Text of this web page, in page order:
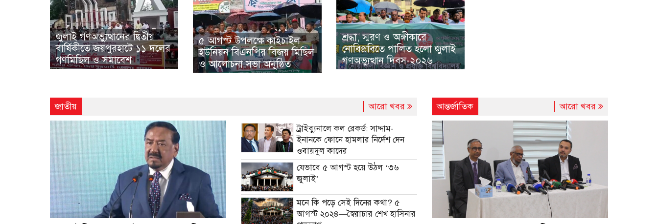
গণঅভ্যুত্থান দিবস-২০২৬
উপলক্ষে শহিদ পরিবার ও জুলাই
যোদ্ধাদের সংবর্ধনা, আলোচনা সভা
উখিয়ায় জামায়াতের
উদ্যোগে জুলাই
গণঅভ্যুত্থান দিবস পালন
জুলাই গণঅভ্যুত্থানের দ্বিতীয়
বার্ষিকীতে জয়পুরহাটে ১১ দলের
গণমিছিল ও সমাবেশ
৫ আগস্ট উপলক্ষে কাইচাইল
ইউনিয়ন বিএনপির বিজয় মিছিল
ও আলোচনা সভা অনুষ্ঠিত
শ্রদ্ধা, স্মরণ ও অঙ্গীকারে
নোবিপ্রবিতে পালিত হলো জুলাই
গণঅভ্যুত্থান দিবস-২০২৬
জাতীয় আরো খবর
ট্রাইব্যুনালে কল রেকর্ড: সাদ্দাম-
ইনানকে ফোনে হামলার নির্দেশ দেন
ওবায়দুল কাদের
যেভাবে ৫ আগস্ট হয়ে উঠল ‘৩৬
জুলাই’
মনে কি পড়ে সেই দিনের কথা? ৫
আগস্ট ২০২৪—স্বৈরাচার শেখ হাসিনার
আন্তর্জাতিক আরো খবর